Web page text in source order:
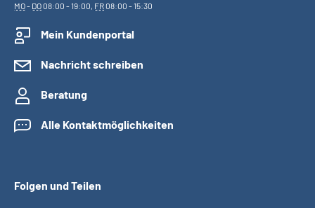
MO- DO08:00 - 19:00, FR08:00 - 15:30
Mein Kundenportal
Nachricht schreiben
Beratung
Alle Kontaktmöglichkeiten
Folgen und Teilen